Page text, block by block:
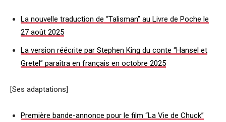
La nouvelle traduction de “Talisman” au Livre de Poche le
27 août 2025
La version réécrite par Stephen King du conte “Hansel et
Gretel” paraîtra en français en octobre 2025
[Ses adaptations]
Première bande-annonce pour le film “La Vie de Chuck”